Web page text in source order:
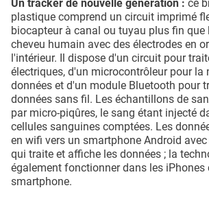
Un tracker de nouvelle génération : ce
plastique comprend un circuit imprimé
biocapteur à canal ou tuyau plus fin que
cheveu humain avec des électrodes en
l'intérieur. Il dispose d'un circuit pour
électriques, d'un microcontrôleur pour la
données et d'un module Bluetooth pour
données sans fil. Les échantillons de
par micro-piqûres, le sang étant injecté
cellules sanguines comptées. Les
en wifi vers un smartphone Android
qui traite et affiche les données ; la
également fonctionner dans les iPhones
smartphone.